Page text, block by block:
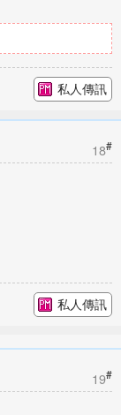
私人傳訊
18#
私人傳訊
19#